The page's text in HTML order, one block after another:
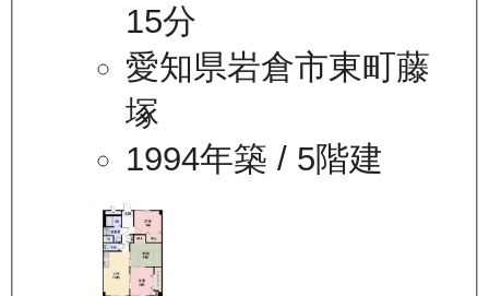
15分
愛知県岩倉市東町藤
塚
1994年築 / 5階建